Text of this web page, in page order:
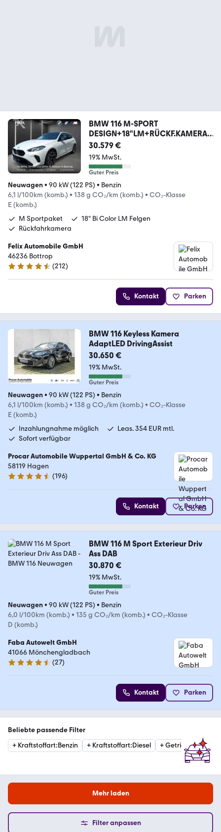
BMW 116 M-SPORT
DESIGN+18"LM+RÜCKF.KAMERA+
SSV+NAVI+L
30.579 €
19% MwSt.
Guter Preis
Neuwagen• 90 kW (122 PS) • Benzin
6,1 l/100km (komb.) • 138 g CO₂/km (komb.) • CO₂-Klasse
E (komb.)
M Sportpaket
18" Bi Color LM Felgen
Rückfahrkamera
Felix Automobile GmbH
46236 Bottrop
4.5 Sterne
(212)
Kontakt Parken
BMW 116 Keyless Kamera
AdaptLED DrivingAssist
30.650 €
19% MwSt.
Guter Preis
Neuwagen• 90 kW (122 PS) • Benzin
6,1 l/100km (komb.) • 138 g CO₂/km (komb.) • CO₂-Klasse
E (komb.)
Inzahlungnahme möglich
Leas. 354 EUR mtl.
Sofort verfügbar
Procar Automobile Wuppertal GmbH & Co. KG
58119 Hagen
4.7 Sterne
(196)
Kontakt Parken
BMW 116 M Sport Exterieur Driv
Ass DAB
30.870 €
19% MwSt.
Guter Preis
Neuwagen• 90 kW (122 PS) • Benzin
6,0 l/100km (komb.) • 135 g CO₂/km (komb.) • CO₂-Klasse
D (komb.)
Faba Autowelt GmbH
41066 Mönchengladbach
4.7 Sterne
(27)
Kontakt Parken
Beliebte passende Filter
+ Kraftstoffart:Benzin + Kraftstoffart:Diesel +Getriebe:
Mehr laden
Filter anpassen